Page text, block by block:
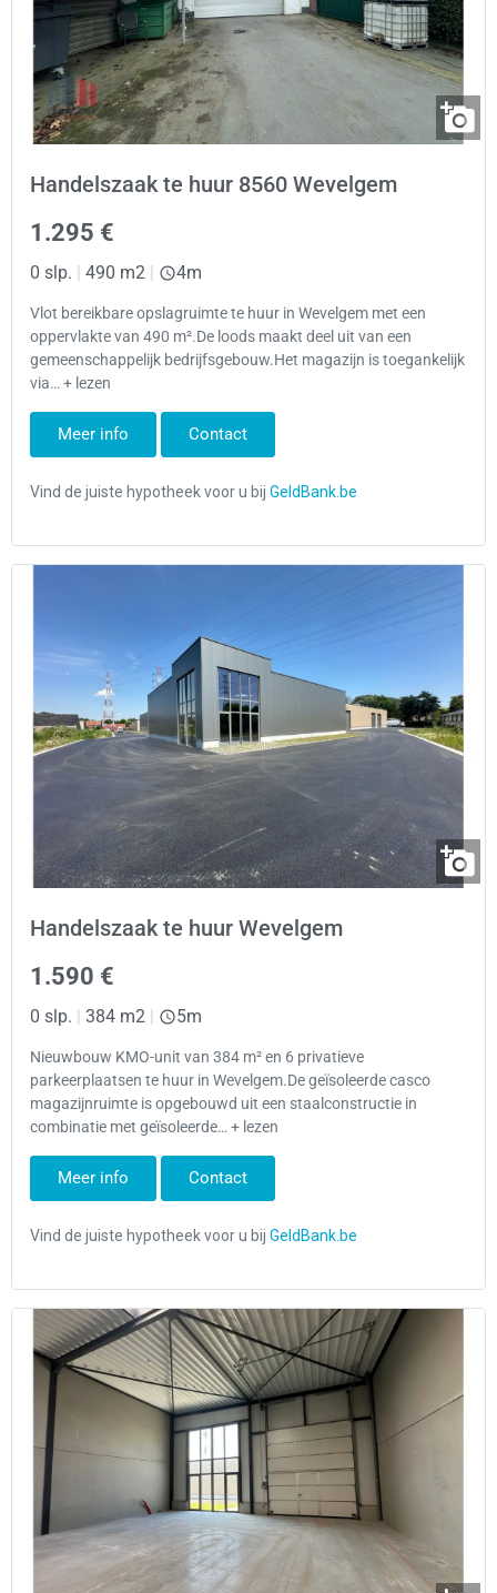
Handelszaak te huur 8560 Wevelgem
1.295 €
0 slp. | 490 m2 | 4m
Vlot bereikbare opslagruimte te huur in Wevelgem met een
oppervlakte van 490 m².De loods maakt deel uit van een
gemeenschappelijk bedrijfsgebouw.Het magazijn is toegankelijk
via… + lezen
Meer info Contact
Handelszaak te huur Wevelgem
1.590 €
0 slp. | 384 m2 | 5m
Nieuwbouw KMO-unit van 384 m² en 6 privatieve
parkeerplaatsen te huur in Wevelgem.De geïsoleerde casco
magazijnruimte is opgebouwd uit een staalconstructie in
combinatie met geïsoleerde… + lezen
Meer info Contact